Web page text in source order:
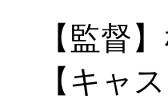
【監督
【キャ